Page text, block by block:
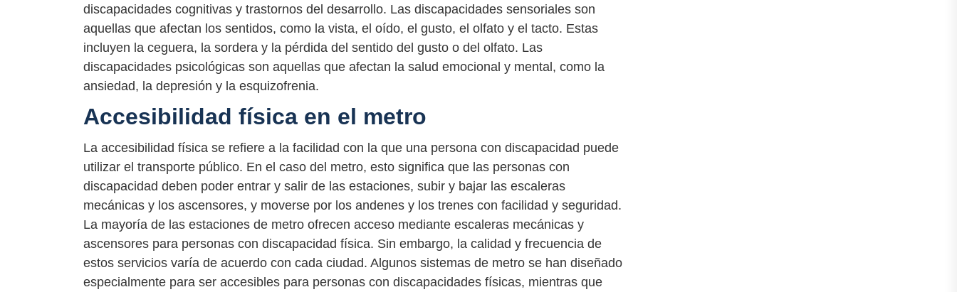
discapacidades cognitivas y trastornos del desarrollo. Las discapacidades sensoriales son
aquellas que afectan los sentidos, como la vista, el oído, el gusto, el olfato y el tacto. Estas
incluyen la ceguera, la sordera y la pérdida del sentido del gusto o del olfato. Las
discapacidades psicológicas son aquellas que afectan la salud emocional y mental, como la
ansiedad, la depresión y la esquizofrenia.
Accesibilidad física en el metro
La accesibilidad física se refiere a la facilidad con la que una persona con discapacidad puede
utilizar el transporte público. En el caso del metro, esto significa que las personas con
discapacidad deben poder entrar y salir de las estaciones, subir y bajar las escaleras
mecánicas y los ascensores, y moverse por los andenes y los trenes con facilidad y seguridad.
La mayoría de las estaciones de metro ofrecen acceso mediante escaleras mecánicas y
ascensores para personas con discapacidad física. Sin embargo, la calidad y frecuencia de
estos servicios varía de acuerdo con cada ciudad. Algunos sistemas de metro se han diseñado
especialmente para ser accesibles para personas con discapacidades físicas, mientras que